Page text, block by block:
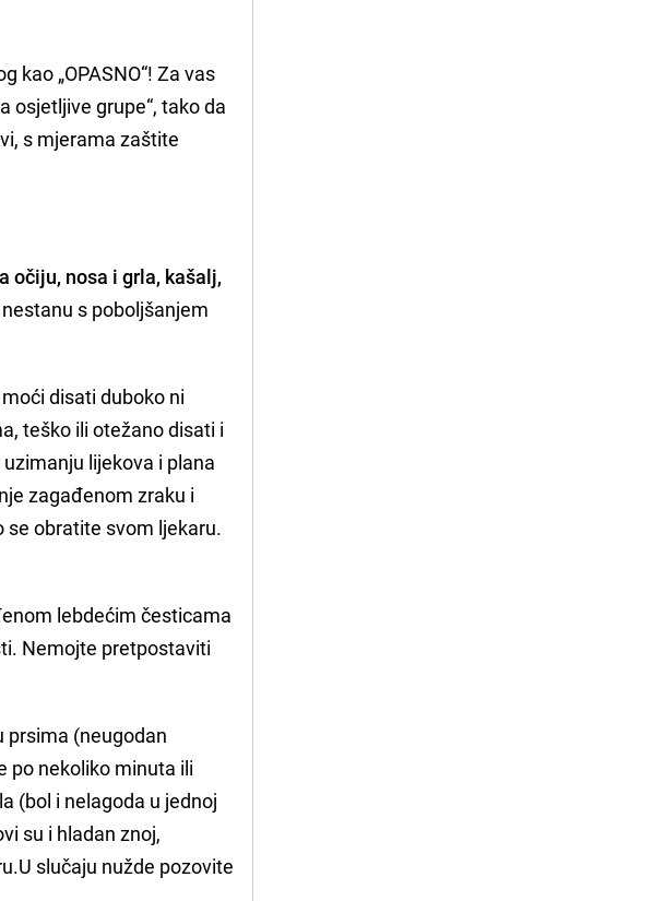
kao „OPASNO“! Za vas
osjetljive grupe“, tako da
s mjerama zaštite
očiju, nosa i grla, kašalj,
s poboljšanjem
disati duboko ni
teško ili otežano disati i
lijekova i plana
zagađenom zraku i
se obratite svom ljekaru.
lebdećim česticama
Nemojte pretpostaviti
prsima (neugodan
po nekoliko minuta ili
(bol i nelagoda u jednoj
su i hladan znoj,
slučaju nužde pozovite